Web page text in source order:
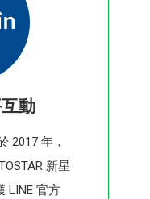
動
2017 年，
新星
LINE 官方